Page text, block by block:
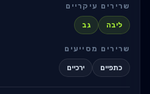
שרירים עיקריים
ליבה גב
שרירים מסייעים
כתפיים ירכיים